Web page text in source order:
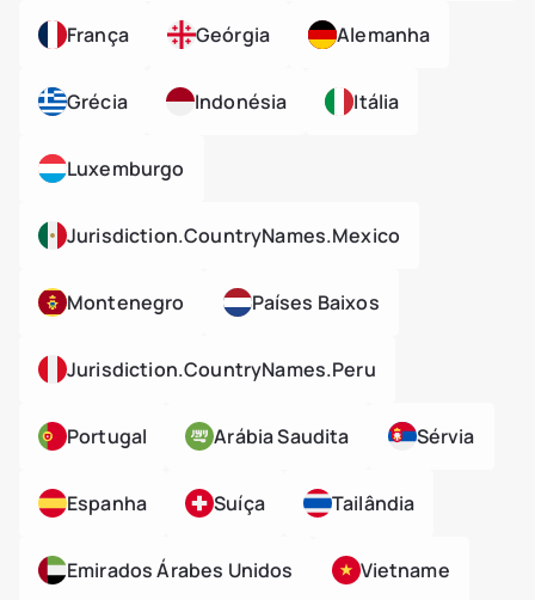
França Geórgia Alemanha
Grécia Indonésia Itália
Luxemburgo
Jurisdiction.countryNames.mexico
Montenegro Países Baixos
Jurisdiction.countryNames.peru
Portugal Arábia Saudita Sérvia
Espanha Suíça Tailândia
Emirados Árabes Unidos Vietname